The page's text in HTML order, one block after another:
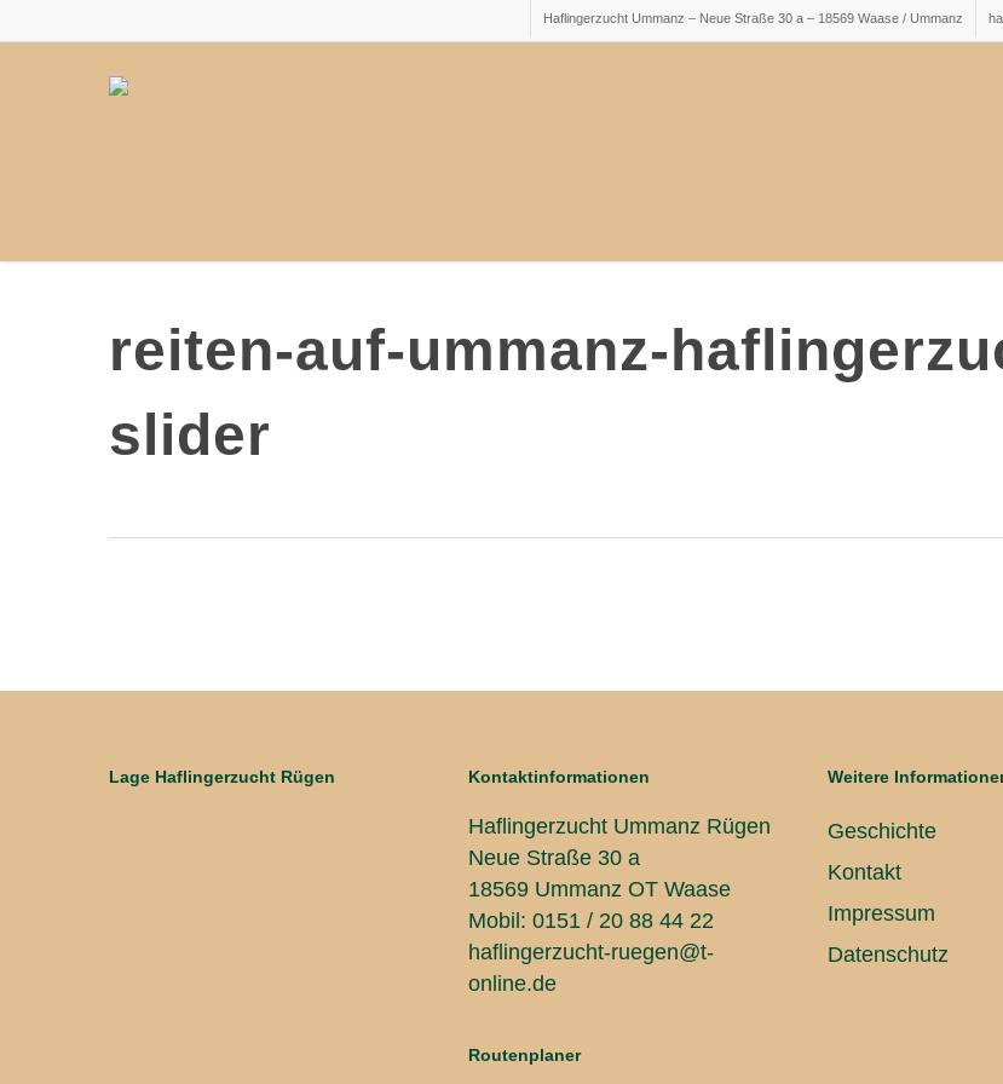
to
Haflingerzucht Ummanz – Neue Straße 30 a – 18569 Waase / Ummanz
reiten-auf-ummanz-
slider
Lage Haflingerzucht Rügen Kontaktinformationen
Haflingerzucht Ummanz Rügen
Neue Straße 30 a
18569 Ummanz OT Waase
Mobil: 0151 / 20 88 44 22
haflingerzucht-ruegen@t-
online.de
Routenplaner
Weitere
Geschichte
Kontakt
Impressum
Datenschutz